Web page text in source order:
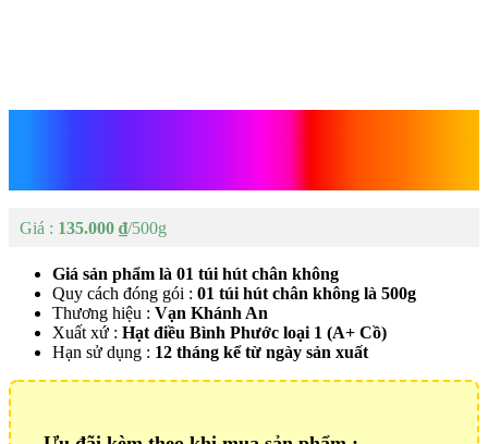
135.000 ₫
Giá sản phẩm là 01 túi hút chân không
Quy cách đóng gói : 01 túi hút chân không là 500g
Thương hiệu : Vạn Khánh An
Xuất xứ : Hạt điều Bình Phước loại 1 (A+ Cồ)
Hạn sử dụng : 12 tháng kể từ ngày sản xuất